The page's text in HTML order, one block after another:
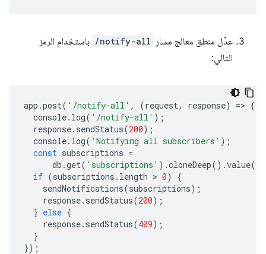
عدِّل منطق معالج مسار /notify-all باستخدام الرمز
التالي:
app .post( '/notify-all' , (request, response) => {
console. log( '/notify-all' );
response. sendStatus(200);
console. log( 'Notifying all subscribers' );
const subscriptions =
db .get( 'subscriptions' ) .cloneDeep() .value();
if (subscriptions . length > 0)
{
sendNotifications(subscriptions);
response. sendStatus(200);
} else {
response. sendStatus(409);
}
});